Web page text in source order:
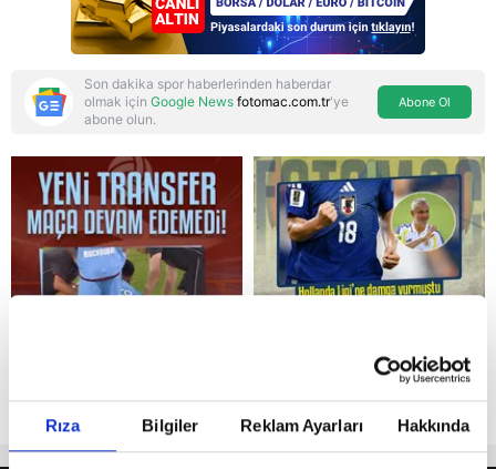
Rıza Bilgiler Reklam Ayarları Hakkında
Reddet
Son dakika spor haberlerinden haberdar
olmak için Google News fotomac.com.tr'ye
abone olun.
Abone Ol